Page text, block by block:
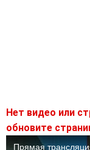
Нет видео или
обновите